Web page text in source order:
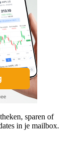
sparen of
in je mailbox.